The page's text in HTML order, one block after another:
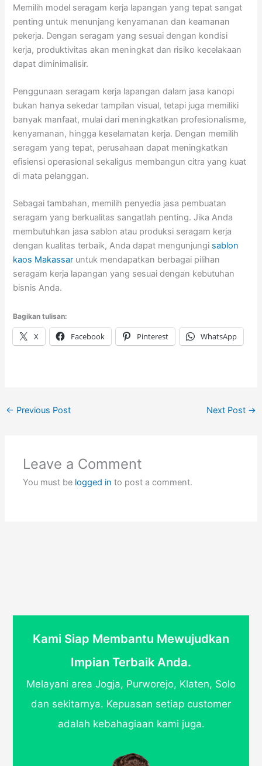
Memilih model seragam kerja lapangan yang tepat sangat
penting untuk menunjang kenyamanan dan keamanan
pekerja. Dengan seragam yang sesuai dengan kondisi
kerja, produktivitas akan meningkat dan risiko kecelakaan
dapat diminimalisir.
Penggunaan seragam kerja lapangan dalam jasa kanopi
bukan hanya sekedar tampilan visual, tetapi juga memiliki
banyak manfaat, mulai dari meningkatkan profesionalisme,
kenyamanan, hingga keselamatan kerja. Dengan memilih
seragam yang tepat, perusahaan dapat meningkatkan
efisiensi operasional sekaligus membangun citra yang kuat
di mata pelanggan.
Sebagai tambahan, memilih penyedia jasa pembuatan
seragam yang berkualitas sangatlah penting. Jika Anda
membutuhkan jasa sablon atau produksi seragam kerja
dengan kualitas terbaik, Anda dapat mengunjungi sablon
kaos Makassar untuk mendapatkan berbagai pilihan
seragam kerja lapangan yang sesuai dengan kebutuhan
bisnis Anda.
Bagikan tulisan:
X Facebook Pinterest WhatsApp
← Previous Post Next Post →
Leave a Comment
You must be logged in to post a comment.
Kami Siap Membantu Mewujudkan
Impian Terbaik Anda.
Melayani area Jogja, Purworejo, Klaten, Solo
dan sekitarnya. Kepuasan setiap customer
adalah kebahagiaan kami juga.